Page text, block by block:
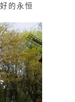
的永恒